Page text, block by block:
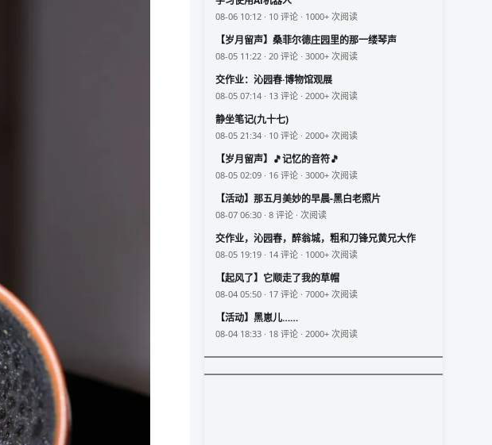
08-06 10:12 · 10 评论 · 1000+ 次阅读
【岁月留声】桑菲尔德庄园里的那一缕琴声
08-05 11:22 · 20 评论 · 3000+ 次阅读
交作业：沁园春·博物馆观展
08-05 07:14 · 13 评论 · 2000+ 次阅读
静坐笔记(九十七)
08-05 21:34 · 10 评论 · 2000+ 次阅读
【岁月留声】🎵记忆的音符🎵
08-05 02:09 · 16 评论 · 3000+ 次阅读
【活动】那五月美妙的早晨-黑白老照片
08-07 06:30 · 8 评论 · 次阅读
交作业，沁园春，醉翁城，粗和刀锋兄黄兄大作
08-05 19:19 · 14 评论 · 1000+ 次阅读
【起风了】它顺走了我的草帽
08-04 05:50 · 17 评论 · 7000+ 次阅读
【活动】黑崽儿……
08-04 18:33 · 18 评论 · 2000+ 次阅读